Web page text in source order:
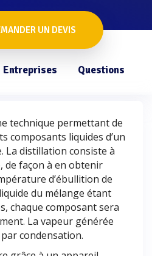
UN DEVIS
Entreprises Questions
technique permettant de
composants liquides d’un
La distillation consiste à
de façon à en obtenir
d’ébullition de
du mélange étant
chaque composant sera
La vapeur générée
condensation.